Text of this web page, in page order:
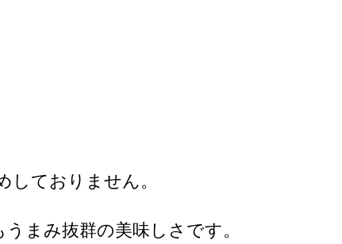
ておりません。
まみ抜群の美味しさです。